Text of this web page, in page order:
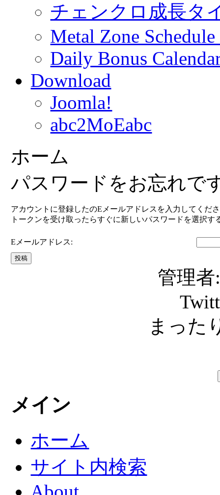
チェンクロ成長タ
Metal Zone
Daily Bonus
Download
Joomla!
abc2MoEabc
ホーム
パスワードをお忘れで
アカウントに登録したのEメールアドレスを入力してくだ
トークンを受け取ったらすぐに新しいパスワードを選択す
Eメールアドレス:
投稿
管理者
まった
メイン
ホーム
サイト内検索